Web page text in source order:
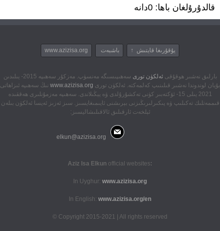
قالدۇرۇلغان باھا: 0دانە
يۇقۇرىغا قايتىش ↑ باشبەت www.azizisa.org
بارلىق نەشىر ھوقۇقىئەلكۈن تورى
سەھىپىسىگە مەنسۈپ. مەزكۇر سەھىپە 2015- يىلىدىن
بۇيان لوندوندا نەشىر قىلىنىپ كەلمەكتە. ئەلكۈن تورى www.azizisa.org نىڭ سەھىپە ئىزاھاتى
2021 يىلى 15- ئۆكتەبىر كۈنى تەكشۇرۇلدى ۋە يېڭىلاندى. سەھىپە مەزمۇنلىرى ھەققىدە
قىممەتلىك تەكىلىپ ۋە پىكىرلىرىڭىزنى بېرىشنى ئايىمىغايسىز. سىز ئەزىز ئەيسا ئەلكۈن بىلەن
ئېلخەت ئارقىلىق ئالاقىلىشاليسىز:
:Aziz Isa Elkun
official websites
In Uyghur: www.azizisa.org
In English: www.azizisa.org/en
Copyright 2015-2021 | All rights reserved ©